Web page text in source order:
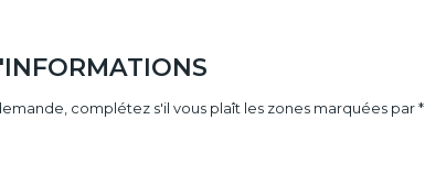
complétez s'il vous plaît les zones marquées par *